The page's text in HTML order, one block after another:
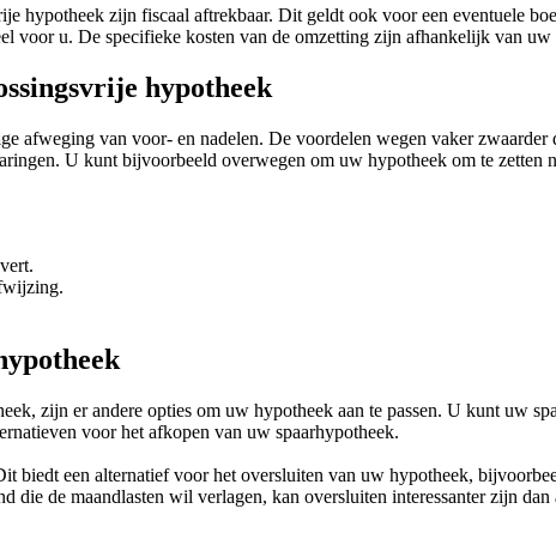
hypotheek zijn fiscaal aftrekbaar. Dit geldt ook voor een eventuele
voor u. De specifieke kosten van de omzetting zijn afhankelijk van
hypotheek
afweging van voor- en nadelen. De voordelen wegen vaker zwaarder
U kunt bijvoorbeeld overwegen om uw hypotheek om te
zijn er andere opties om uw hypotheek aan te passen. U kunt uw
voor het afkopen van uw spaarhypotheek.
biedt een alternatief voor het oversluiten van uw hypotheek,
die de maandlasten wil verlagen, kan oversluiten interessanter zijn